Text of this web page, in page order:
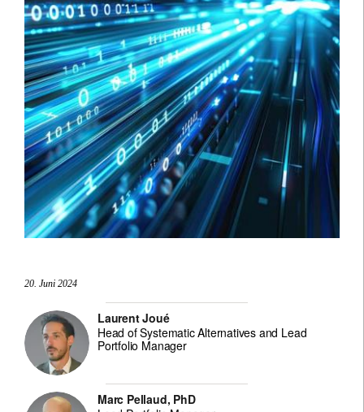
20. Juni 2024
Laurent Joué
Head of Systematic Alternatives and Lead
Portfolio Manager
Marc Pellaud, PhD